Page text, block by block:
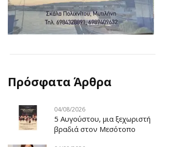
Πρόσφατα Άρθρα
04/08/2026
5 Αυγούστου, μια ξεχωριστή
βραδιά στον Μεσότοπο